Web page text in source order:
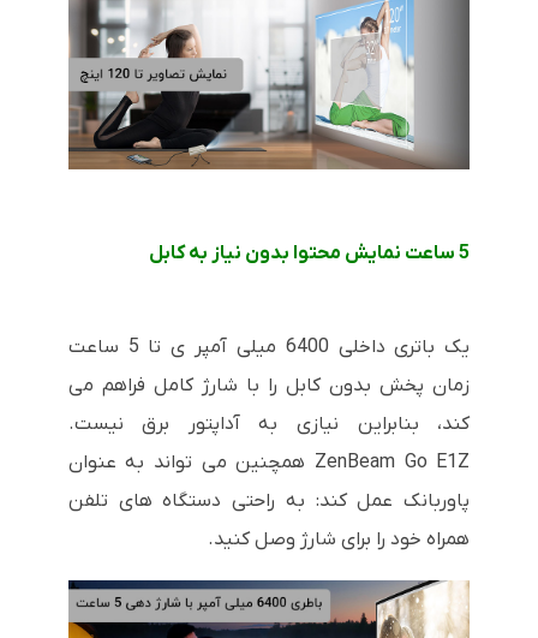
5 ساعت نمایش محتوا بدون نیاز به کابل
یک باتری داخلی 6400 میلی آمپر ی تا 5 ساعت
زمان پخش بدون کابل را با شارژ کامل فراهم می
کند، بنابراین نیازی به آداپتور برق نیست.
ZenBeam Go E1Z همچنین می تواند به عنوان
پاوربانک عمل کند: به راحتی دستگاه های تلفن
همراه خود را برای شارژ وصل کنید.